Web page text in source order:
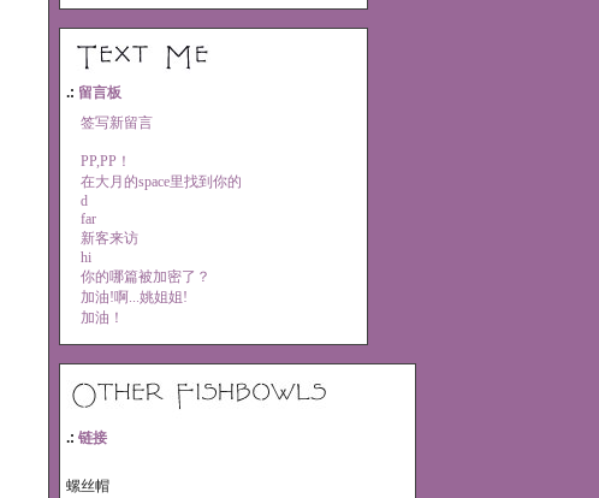
.: 留言板
签写新留言
PP,PP！
在大月的space里找到你的
d
far
新客来访
hi
你的哪篇被加密了？
加油!啊...姚姐姐!
加油！
.: 链接
螺丝帽